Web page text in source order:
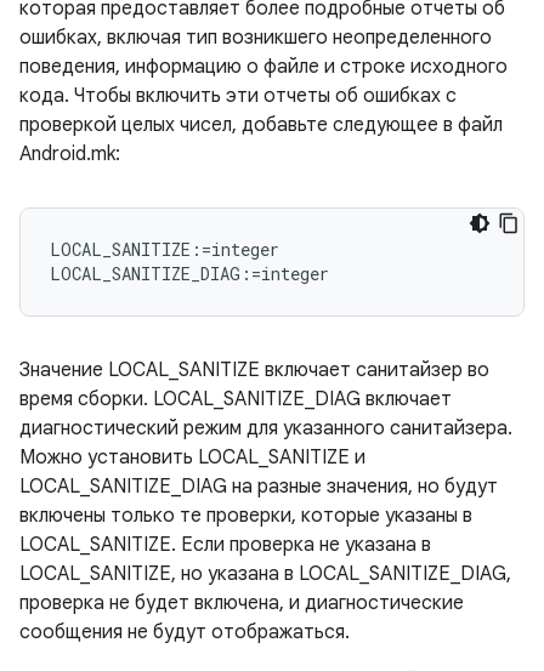
которая предоставляет более подробные отчеты об
ошибках, включая тип возникшего неопределенного
поведения, информацию о файле и строке исходного
кода. Чтобы включить эти отчеты об ошибках с
проверкой целых чисел, добавьте следующее в файл
Android.mk:
LOCAL_SANITIZE:=integer
Значение LOCAL_SANITIZE включает санитайзер во
время сборки. LOCAL_SANITIZE_DIAG включает
диагностический режим для указанного санитайзера.
Можно установить LOCAL_SANITIZE и
LOCAL_SANITIZE_DIAG на разные значения, но будут
включены только те проверки, которые указаны в
LOCAL_SANITIZE. Если проверка не указана в
LOCAL_SANITIZE, но указана в LOCAL_SANITIZE_DIAG,
проверка не будет включена, и диагностические
сообщения не будут отображаться.